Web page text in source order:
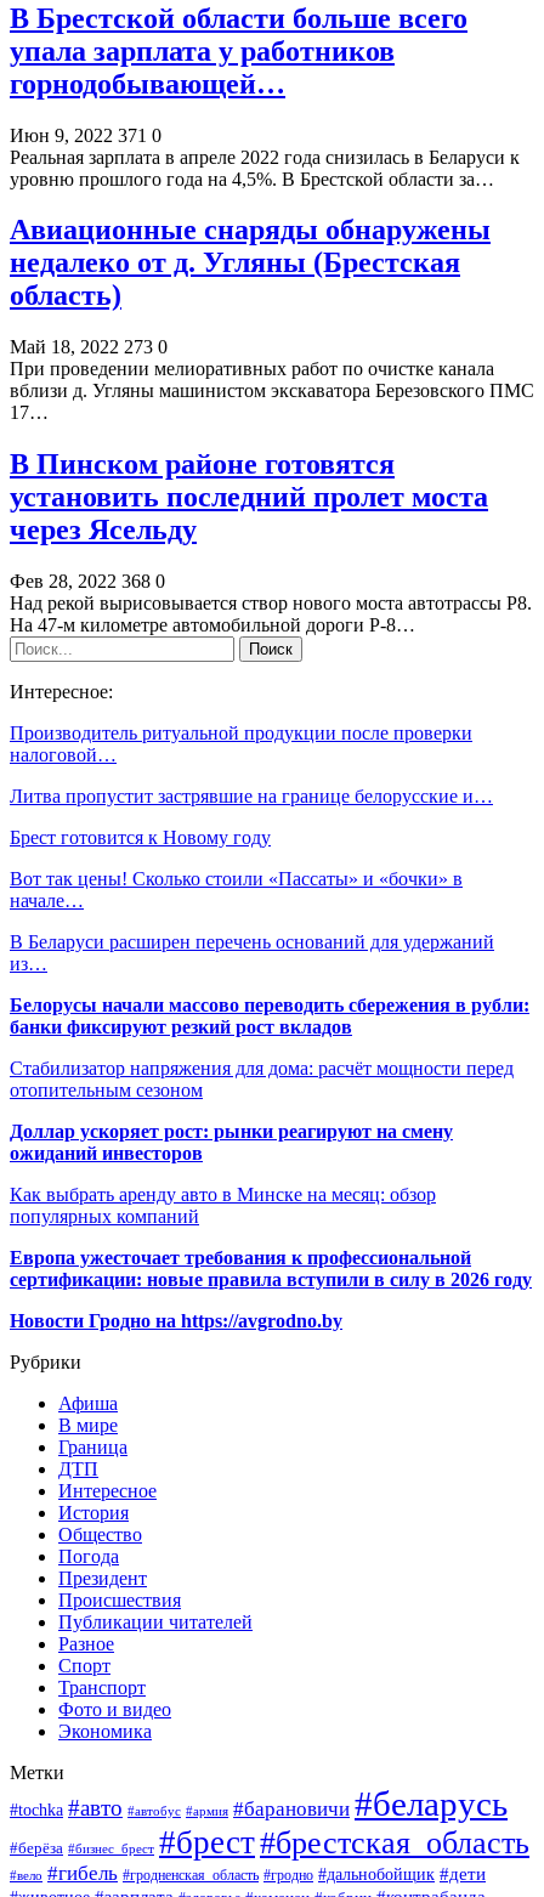
В Брестской области больше всего
упала зарплата у работников
горнодобывающей…
Июн 9, 2022 371 0
Реальная зарплата в апреле 2022 года снизилась в Беларуси к
уровню прошлого года на 4,5%. В Брестской области за…
Авиационные снаряды обнаружены
недалеко от д. Угляны (Брестская
область)
Май 18, 2022 273 0
При проведении мелиоративных работ по очистке канала
вблизи д. Угляны машинистом экскаватора Березовского ПМС
17…
В Пинском районе готовятся
установить последний пролет моста
через Ясельду
Фев 28, 2022 368 0
Над рекой вырисовывается створ нового моста автотрассы Р8.
На 47-м километре автомобильной дороги Р-8…
Интересное:
Производитель ритуальной продукции после проверки
налоговой…
Литва пропустит застрявшие на границе белорусские и…
Брест готовится к Новому году
Вот так цены! Сколько стоили «Пассаты» и «бочки» в
начале…
В Беларуси расширен перечень оснований для удержаний
из…
Белорусы начали массово переводить сбережения в рубли:
банки фиксируют резкий рост вкладов
Стабилизатор напряжения для дома: расчёт мощности перед
отопительным сезоном
Доллар ускоряет рост: рынки реагируют на смену
ожиданий инвесторов
Как выбрать аренду авто в Минске на месяц: обзор
популярных компаний
Европа ужесточает требования к профессиональной
сертификации: новые правила вступили в силу в 2026 году
Новости Гродно на https://avgrodno.by
Рубрики
Афиша
В мире
Граница
ДТП
Интересное
История
Общество
Погода
Президент
Происшествия
Публикации читателей
Разное
Спорт
Транспорт
Фото и видео
Экономика
Метки
#tochka #авто #автобус #армия #барановичи #беларусь
#берёза #бизнес_брест #брест#брестская_область
#вело #гибель #гродненская_область #гродно #дальнобойщик #дети